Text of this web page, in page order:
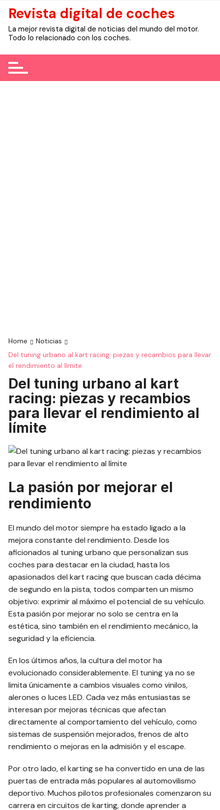
content
Revista digital de coches
La mejor revista digital de noticias del mundo del motor.
Todo lo relacionado con los coches.
Home
Noticias
Del tuning urbano al kart racing: piezas y recambios para llevar
el rendimiento al límite
Del tuning urbano al kart
racing: piezas y recambios
para llevar el rendimiento al
límite
La pasión por mejorar el
rendimiento
El mundo del motor siempre ha estado ligado a la
mejora constante del rendimiento. Desde los
aficionados al tuning urbano que personalizan sus
coches para destacar en la ciudad, hasta los
apasionados del kart racing que buscan cada décima
de segundo en la pista, todos comparten un mismo
objetivo: exprimir al máximo el potencial de su vehículo.
Esta pasión por mejorar no solo se centra en la
estética, sino también en el rendimiento mecánico, la
seguridad y la eficiencia.
En los últimos años, la cultura del motor ha
evolucionado considerablemente. El tuning ya no se
limita únicamente a cambios visuales como vinilos,
alerones o luces LED. Cada vez más entusiastas se
interesan por mejoras técnicas que afectan
directamente al comportamiento del vehículo, como
sistemas de suspensión mejorados, frenos de alto
rendimiento o mejoras en la admisión y el escape.
Por otro lado, el karting se ha convertido en una de las
puertas de entrada más populares al automovilismo
deportivo. Muchos pilotos profesionales comenzaron su
carrera en circuitos de karting, donde aprender a